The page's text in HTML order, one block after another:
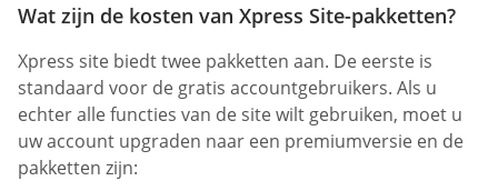
Wat zijn de kosten van Xpress Site-pakketten?
Xpress site biedt twee pakketten aan. De eerste is
standaard voor de gratis accountgebruikers. Als u
echter alle functies van de site wilt gebruiken, moet u
uw account upgraden naar een premiumversie en de
pakketten zijn: